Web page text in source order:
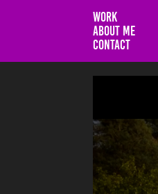
WORK
ABOUT ME
CONTACT